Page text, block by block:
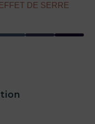
DE SERRE